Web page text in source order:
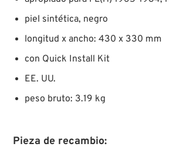
piel sintética, negro
longitud x ancho: 430 x 330 mm
con Quick Install Kit
EE. UU.
peso bruto: 3.19 kg
Pieza de recambio: